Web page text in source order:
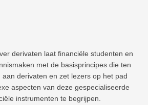
derivaten laat financiële studenten en
met de basisprincipes die ten
derivaten en zet lezers op het pad
aspecten van deze gespecialiseerde
instrumenten te begrijpen.